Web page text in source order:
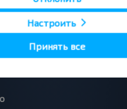
Настроить
Принять все